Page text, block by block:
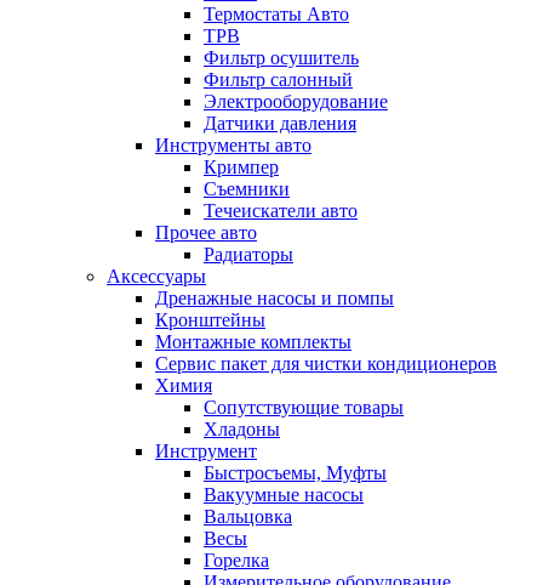
Термостаты Авто
ТРВ
Фильтр осушитель
Фильтр салонный
Электрооборудование
Датчики давления
Инструменты авто
Кримпер
Съемники
Течеискатели авто
Прочее авто
Радиаторы
Аксессуары
Дренажные насосы и помпы
Кронштейны
Монтажные комплекты
Сервис пакет для чистки кондиционеров
Химия
Сопутствующие товары
Хладоны
Инструмент
Быстросъемы, Муфты
Вакуумные насосы
Вальцовка
Весы
Горелка